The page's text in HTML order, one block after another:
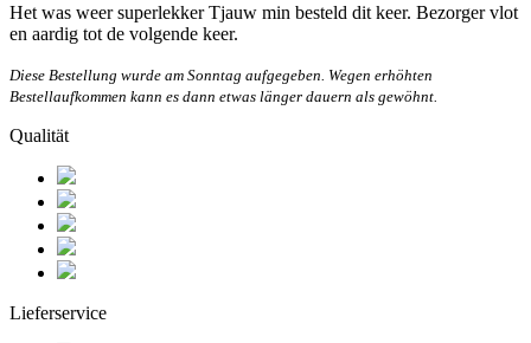
Het was weer superlekker Tjauw min besteld dit keer. Bezorger vlot
en aardig tot de volgende keer.
Diese Bestellung wurde am Sonntag aufgegeben. Wegen erhöhten
Bestellaufkommen kann es dann etwas länger dauern als gewöhnt.
Qualität
Lieferservice